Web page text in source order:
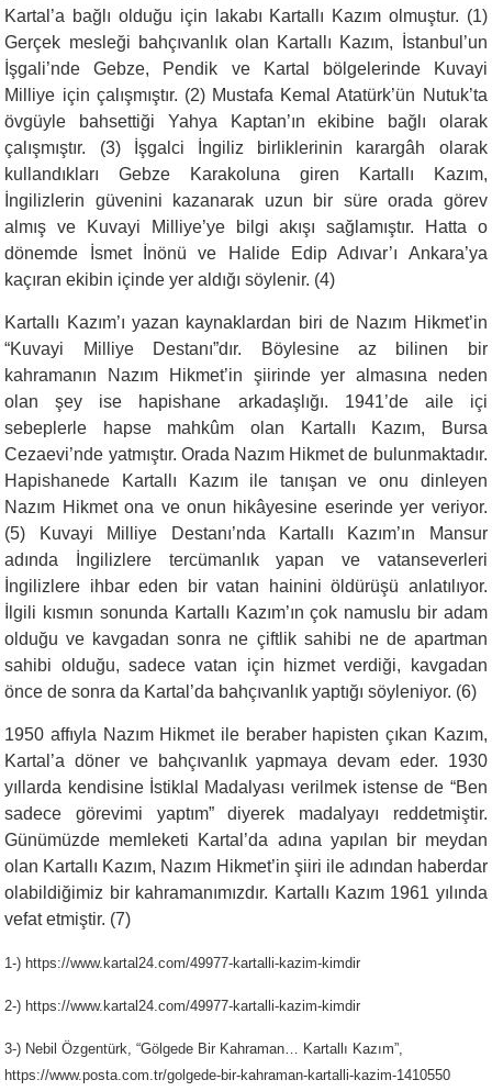
Kartal’a bağlı olduğu için lakabı Kartallı Kazım olmuştur. (1)
Gerçek mesleği bahçıvanlık olan Kartallı Kazım, İstanbul’un
İşgali’nde Gebze, Pendik ve Kartal bölgelerinde Kuvayi
Milliye için çalışmıştır. (2) Mustafa Kemal Atatürk’ün Nutuk’ta
övgüyle bahsettiği Yahya Kaptan’ın ekibine bağlı olarak
çalışmıştır. (3) İşgalci İngiliz birliklerinin karargâh olarak
kullandıkları Gebze Karakoluna giren Kartallı Kazım,
İngilizlerin güvenini kazanarak uzun bir süre orada görev
almış ve Kuvayi Milliye’ye bilgi akışı sağlamıştır. Hatta o
dönemde İsmet İnönü ve Halide Edip Adıvar’ı Ankara’ya
kaçıran ekibin içinde yer aldığı söylenir. (4)
Kartallı Kazım’ı yazan kaynaklardan biri de Nazım Hikmet’in
“Kuvayi Milliye Destanı”dır. Böylesine az bilinen bir
kahramanın Nazım Hikmet’in şiirinde yer almasına neden
olan şey ise hapishane arkadaşlığı. 1941’de aile içi
sebeplerle hapse mahkûm olan Kartallı Kazım, Bursa
Cezaevi’nde yatmıştır. Orada Nazım Hikmet de bulunmaktadır.
Hapishanede Kartallı Kazım ile tanışan ve onu dinleyen
Nazım Hikmet ona ve onun hikâyesine eserinde yer veriyor.
(5) Kuvayi Milliye Destanı’nda Kartallı Kazım’ın Mansur
adında İngilizlere tercümanlık yapan ve vatanseverleri
İngilizlere ihbar eden bir vatan hainini öldürüşü anlatılıyor.
İlgili kısmın sonunda Kartallı Kazım’ın çok namuslu bir adam
olduğu ve kavgadan sonra ne çiftlik sahibi ne de apartman
sahibi olduğu, sadece vatan için hizmet verdiği, kavgadan
önce de sonra da Kartal’da bahçıvanlık yaptığı söyleniyor. (6)
1950 affıyla Nazım Hikmet ile beraber hapisten çıkan Kazım,
Kartal’a döner ve bahçıvanlık yapmaya devam eder. 1930
yıllarda kendisine İstiklal Madalyası verilmek istense de “Ben
sadece görevimi yaptım” diyerek madalyayı reddetmiştir.
Günümüzde memleketi Kartal’da adına yapılan bir meydan
olan Kartallı Kazım, Nazım Hikmet’in şiiri ile adından haberdar
olabildiğimiz bir kahramanımızdır. Kartallı Kazım 1961 yılında
vefat etmiştir. (7)
1-) https://www.kartal24.com/49977-kartalli-kazim-kimdir
2-) https://www.kartal24.com/49977-kartalli-kazim-kimdir
3-) Nebil Özgentürk, “Gölgede Bir Kahraman… Kartallı Kazım”,
https://www.posta.com.tr/golgede-bir-kahraman-kartalli-kazim-1410550